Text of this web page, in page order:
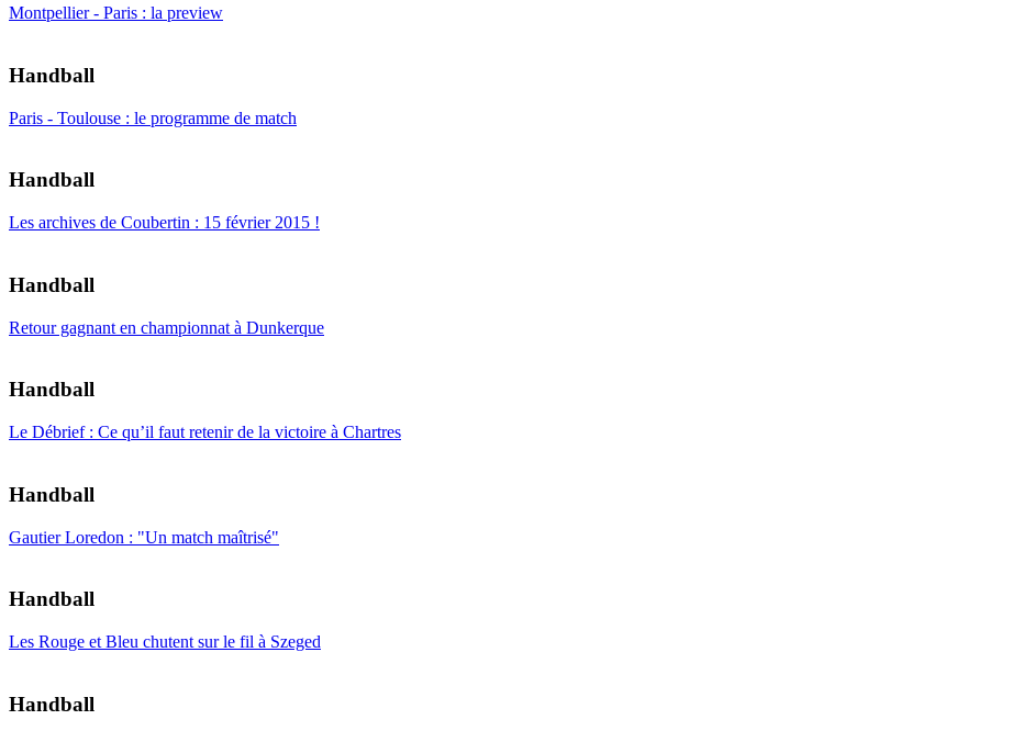
Montpellier - Paris : la preview
Handball
Paris - Toulouse : le programme de match
Handball
Les archives de Coubertin : 15 février 2015 !
Handball
Retour gagnant en championnat à Dunkerque
Handball
Le Débrief : Ce qu’il faut retenir de la victoire à Chartres
Handball
Gautier Loredon : "Un match maîtrisé"
Handball
Les Rouge et Bleu chutent sur le fil à Szeged
Handball